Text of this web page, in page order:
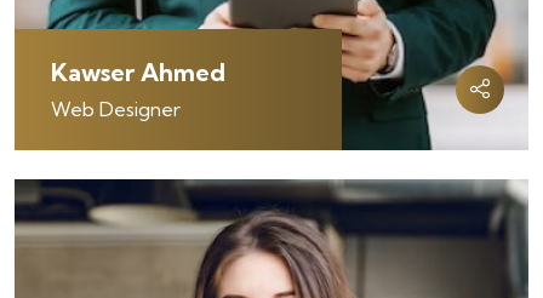
Kawser Ahmed
Web Designer